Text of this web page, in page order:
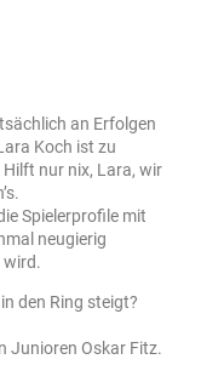
an Erfolgen
Koch ist zu
nur nix, Lara, wir
Spielerprofile mit
neugierig
wird.
den Ring steigt?
Junioren Oskar Fitz.